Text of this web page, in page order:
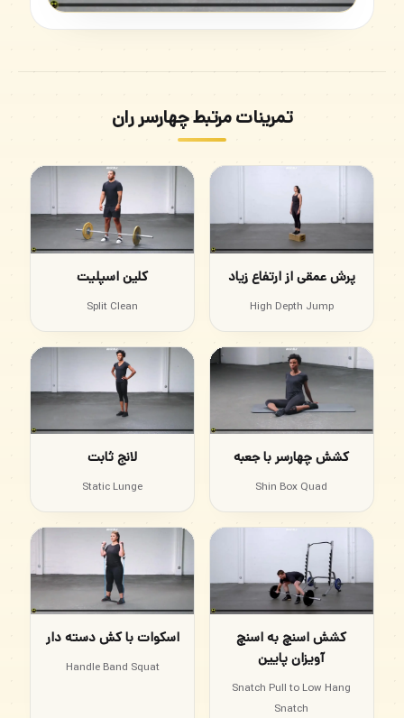
تمرینات مرتبط چهارسر ران
پرش عمقی از ارتفاع زیاد
High Depth Jump
کلین اسپلیت
Split Clean
کشش چهارسر با جعبه
Shin Box Quad
لانج ثابت
Static Lunge
کشش اسنچ به اسنچ
آویزان پایین
Snatch Pull to Low Hang
Snatch
اسکوات با کش دسته دار
Handle Band Squat